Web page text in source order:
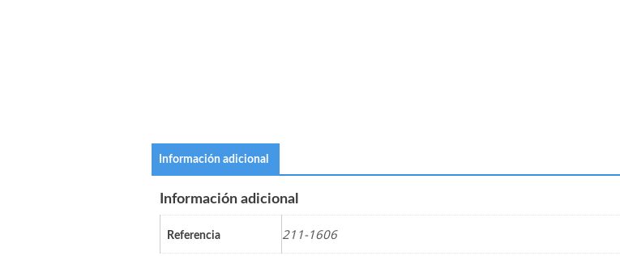
Información adicional
Información adicional
Referencia 211-1606